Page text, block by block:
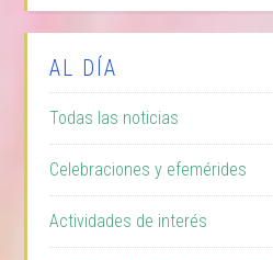
AL DÍA
Todas las noticias
Celebraciones y efemérides
Actividades de interés